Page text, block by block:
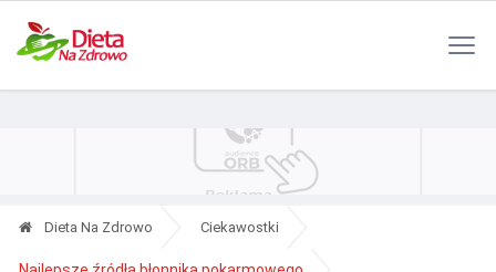
Dieta Na Zdrowo Ciekawostki